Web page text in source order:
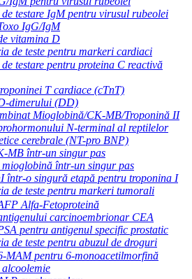
de testare IgM pentru virusul rubeolei
IgG/IgM
vitamina D
de teste pentru markeri cardiaci
de testare pentru proteina C reactivă
T cardiace (cTnT)
dimerului (DD)
Mioglobină/CK-MB/Troponină II
N-terminal al reptilelor
cerebrale (NT-pro BNP)
MB într-un singur pas
mioglobină într-un singur pas
într-o singură etapă pentru troponina I
de teste pentru markeri tumorali
Alfa-Fetoproteină
carcinoembrionar CEA
pentru antigenul specific prostatic
de teste pentru abuzul de droguri
MAM pentru 6-monoacetilmorfină
alcoolemie